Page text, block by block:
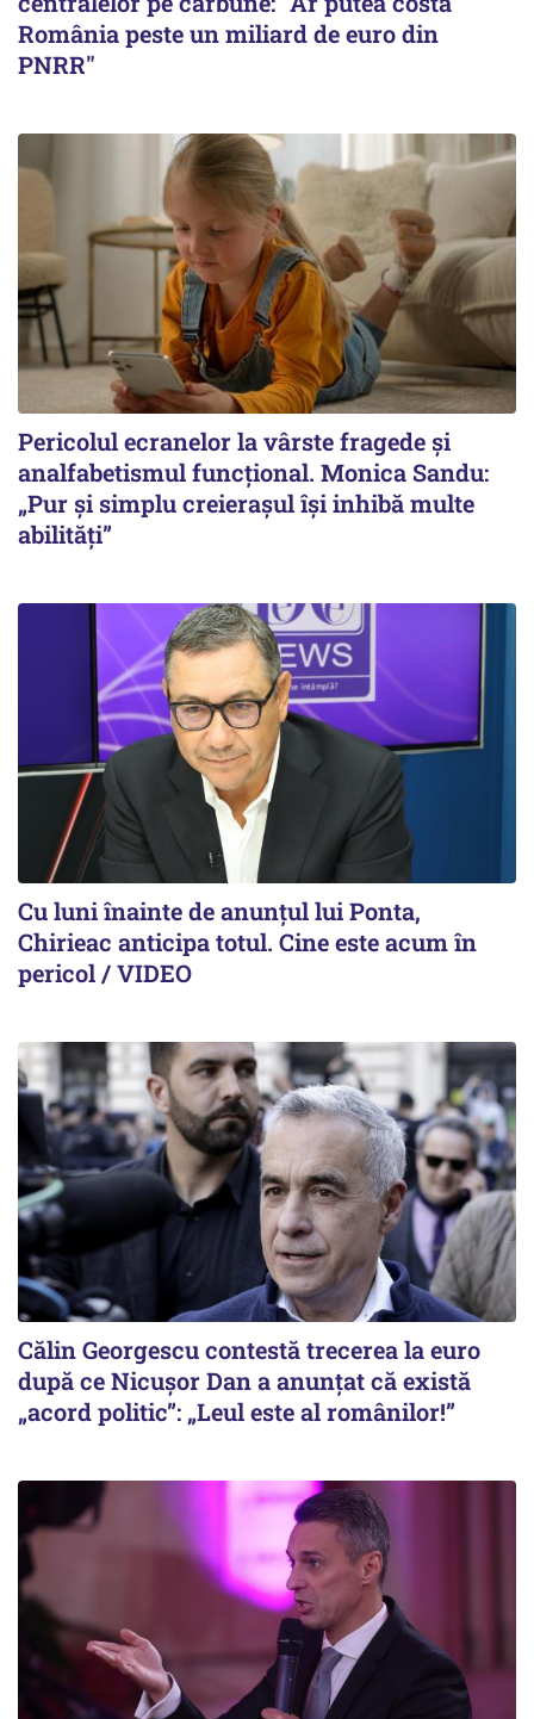
România peste un miliard de euro din
PNRR"
Pericolul ecranelor la vârste fragede și
analfabetismul funcțional. Monica Sandu:
„Pur și simplu creierașul își inhibă multe
abilități”
Cu luni înainte de anunțul lui Ponta,
Chirieac anticipa totul. Cine este acum în
pericol / VIDEO
Călin Georgescu contestă trecerea la euro
după ce Nicușor Dan a anunțat că există
„acord politic”: „Leul este al românilor!”